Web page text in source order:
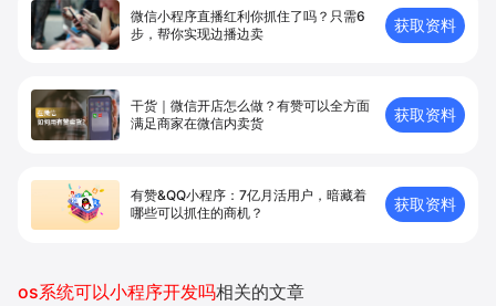
微信小程序直播红利你抓住了吗？只需6
步，帮你实现边播边卖
获取资料
干货｜微信开店怎么做？有赞可以全方面
满足商家在微信内卖货
获取资料
有赞&QQ小程序：7亿月活用户，暗藏着
哪些可以抓住的商机？
获取资料
os系统可以小程序开发吗相关的文章